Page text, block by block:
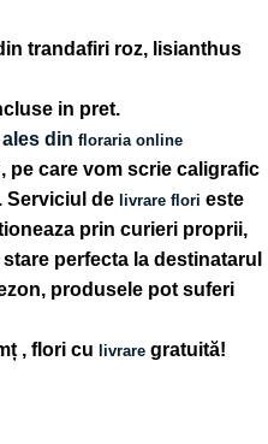
trandafiri roz, lisianthus
in pret.
din floraria online
pe care vom scrie caligrafic
Serviciul de livrare flori este
prin curieri proprii,
perfecta la destinatarul
produsele pot suferi
, flori cu livrare gratuită!